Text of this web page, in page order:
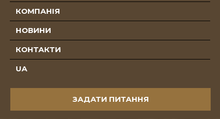
КОМПАНІЯ
НОВИНИ
КОНТАКТИ
UA
ЗАДАТИ ПИТАННЯ